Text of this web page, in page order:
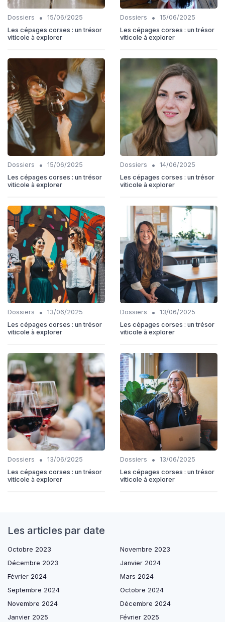
Dossiers •
15/06/2025
Les cépages corses : un trésor
viticole à explorer
Dossiers •
15/06/2025
Les cépages corses : un trésor
viticole à explorer
Dossiers •
15/06/2025
Les cépages corses : un trésor
viticole à explorer
Dossiers •
14/06/2025
Les cépages corses : un trésor
viticole à explorer
Dossiers •
13/06/2025
Les cépages corses : un trésor
viticole à explorer
Dossiers •
13/06/2025
Les cépages corses : un trésor
viticole à explorer
Dossiers •
13/06/2025
Les cépages corses : un trésor
viticole à explorer
Dossiers •
13/06/2025
Les cépages corses : un trésor
viticole à explorer
Les articles par date
Octobre 2023
Novembre 2023
Décembre 2023
Janvier 2024
Février 2024
Mars 2024
Septembre 2024
Octobre 2024
Novembre 2024
Décembre 2024
Janvier 2025
Février 2025